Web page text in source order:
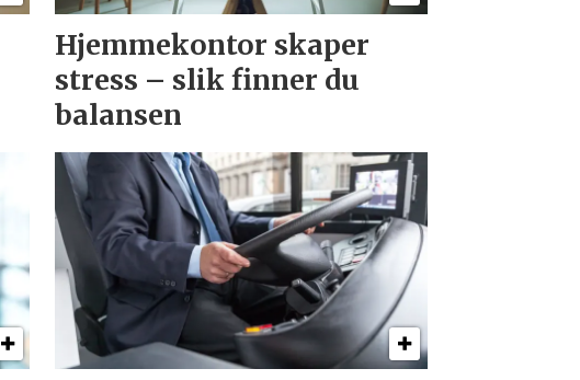
Hjemmekontor skaper
stress – slik finner du
balansen